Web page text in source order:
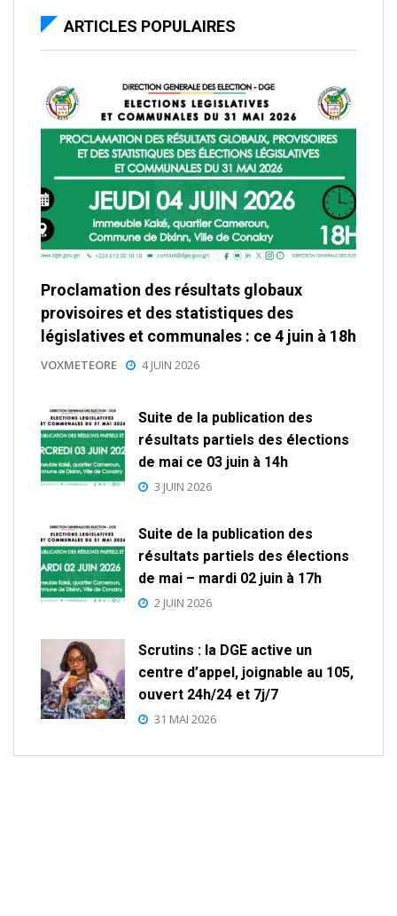
ARTICLES POPULAIRES
Proclamation des résultats globaux
provisoires et des statistiques des
législatives et communales : ce 4 juin à 18h
VOXMETEORE 4 JUIN 2026
Suite de la publication des
résultats partiels des élections
de mai ce 03 juin à 14h
3 JUIN 2026
Suite de la publication des
résultats partiels des élections
de mai – mardi 02 juin à 17h
2 JUIN 2026
Scrutins : la DGE active un
centre d’appel, joignable au 105,
ouvert 24h/24 et 7j/7
31 MAI 2026